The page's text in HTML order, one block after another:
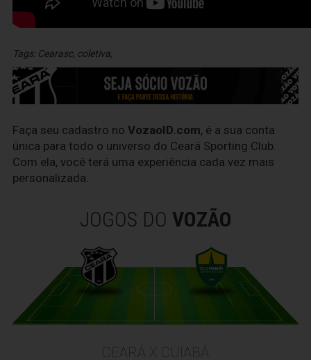
Tags: Cearasc, coletiva
Faça seu cadastro no VozaoID.com, é a sua conta
única para todo o universo do Ceará Sporting Club.
Com ela, você terá uma experiência cada vez mais
personalizada.
JOGOS DO VOZÃO
CEARÁ X CUIABÁ